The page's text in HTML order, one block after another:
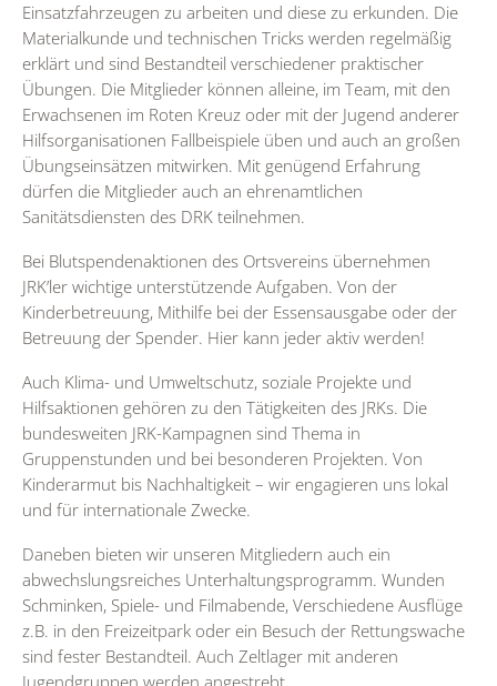
Einsatzfahrzeugen zu arbeiten und diese zu erkunden. Die
Materialkunde und technischen Tricks werden regelmäßig
erklärt und sind Bestandteil verschiedener praktischer
Übungen. Die Mitglieder können alleine, im Team, mit den
Erwachsenen im Roten Kreuz oder mit der Jugend anderer
Hilfsorganisationen Fallbeispiele üben und auch an großen
Übungseinsätzen mitwirken. Mit genügend Erfahrung
dürfen die Mitglieder auch an ehrenamtlichen
Sanitätsdiensten des DRK teilnehmen.
Bei Blutspendenaktionen des Ortsvereins übernehmen
JRK’ler wichtige unterstützende Aufgaben. Von der
Kinderbetreuung, Mithilfe bei der Essensausgabe oder der
Betreuung der Spender. Hier kann jeder aktiv werden!
Auch Klima- und Umweltschutz, soziale Projekte und
Hilfsaktionen gehören zu den Tätigkeiten des JRKs. Die
bundesweiten JRK-Kampagnen sind Thema in
Gruppenstunden und bei besonderen Projekten. Von
Kinderarmut bis Nachhaltigkeit – wir engagieren uns lokal
und für internationale Zwecke.
Daneben bieten wir unseren Mitgliedern auch ein
abwechslungsreiches Unterhaltungsprogramm. Wunden
Schminken, Spiele- und Filmabende, Verschiedene Ausflüge
z.B. in den Freizeitpark oder ein Besuch der Rettungswache
sind fester Bestandteil. Auch Zeltlager mit anderen